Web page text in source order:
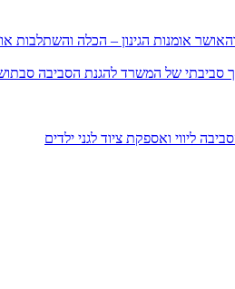
אומנות הגינון – הכלה והשתלבות
סביבתי של המשרד להגנת הסביבה
ליווי ואספקת ציוד לגני ילדים